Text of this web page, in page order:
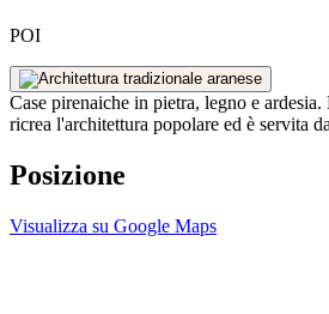
POI
Case pirenaiche in pietra, legno e
ricrea l'architettura popolare ed è servita
Posizione
Visualizza su Google Maps